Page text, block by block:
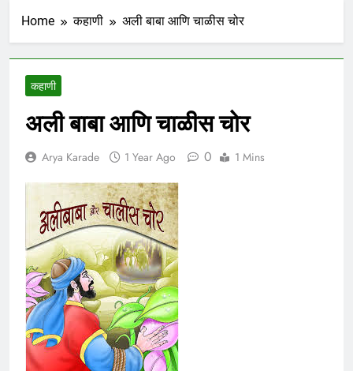
Home कहाणी अली बाबा आणि चाळीस चोर
कहाणी
अली बाबा आणि चाळीस चोर
Arya Karade 1 Year Ago 0 1 Mins